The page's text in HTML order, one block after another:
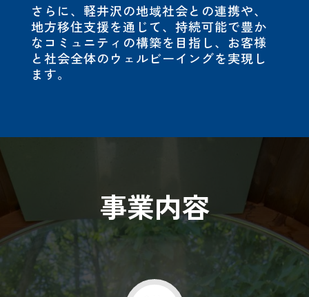
さらに、軽井沢の地域社会との連携や、
地方移住支援を通じて、持続可能で豊か
なコミュニティの構築を目指し、お客様
と社会全体のウェルビーイングを実現し
ます。
事業内容